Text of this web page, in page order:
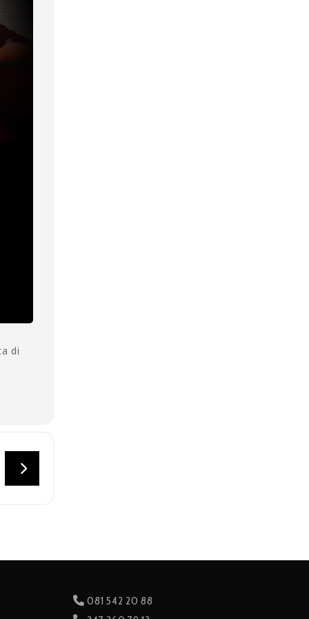
di
081 542 20 88